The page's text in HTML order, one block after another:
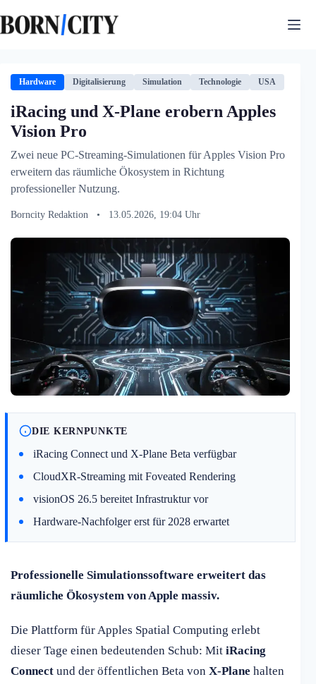
Inhalt
springen
Hardware Digitalisierung Simulation Technologie USA
iRacing und X-Plane erobern Apples
Vision Pro
Zwei neue PC-Streaming-Simulationen für Apples Vision Pro
erweitern das räumliche Ökosystem in Richtung
professioneller Nutzung.
Borncity Redaktion • 13.05.2026, 19:04 Uhr
DIE KERNPUNKTE
iRacing Connect und X-Plane Beta verfügbar
CloudXR-Streaming mit Foveated Rendering
visionOS 26.5 bereitet Infrastruktur vor
Hardware-Nachfolger erst für 2028 erwartet
Professionelle Simulationssoftware erweitert das
räumliche Ökosystem von Apple massiv.
Die Plattform für Apples Spatial Computing erlebt
dieser Tage einen bedeutenden Schub: Mit iRacing
Connect und der öffentlichen Beta von X-Plane halten